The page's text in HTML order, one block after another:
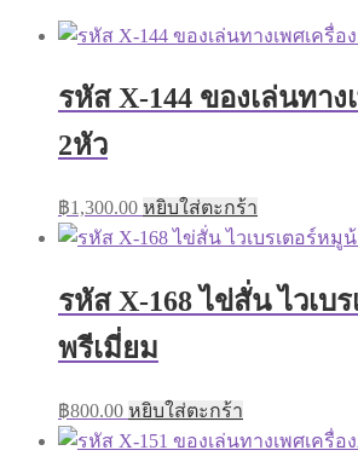
รหัส X-144 ของเล่นทาง
2หัว
฿1,300.00 หยิบใส่ตะกร้า
รหัส X-168 ไข่สั่น ไวเบ
พรีเมี่ยม
฿800.00 หยิบใส่ตะกร้า